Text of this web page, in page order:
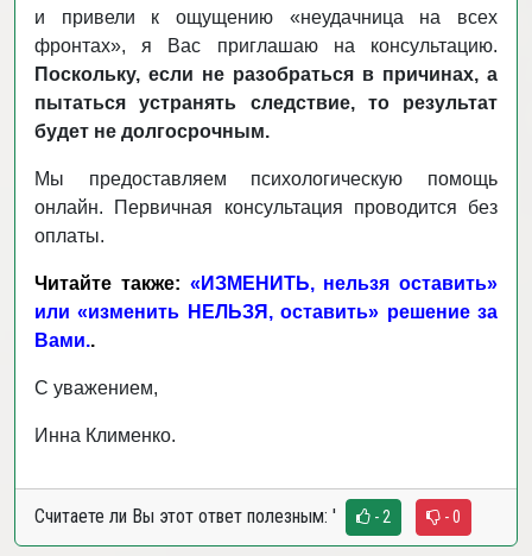
и привели к ощущению «неудачница на всех
фронтах», я Вас приглашаю на консультацию.
Поскольку, если не разобраться в причинах, а
пытаться устранять следствие, то результат
будет не долгосрочным.
Мы предоставляем психологическую помощь
онлайн. Первичная консультация проводится без
оплаты.
Читайте также: «ИЗМЕНИТЬ, нельзя оставить»
или «изменить НЕЛЬЗЯ, оставить» решение за
Вами..
С уважением,
Инна Клименко.
Считаете ли Вы этот ответ полезным: ' - 2 - 0